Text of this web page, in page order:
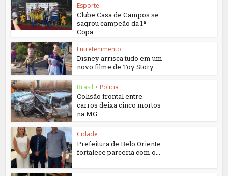
Esporte
Clube Casa de Campos se
sagrou campeão da 1ª
Copa...
Entretenimento
Disney arrisca tudo em um
novo filme de Toy Story
Brasil • Policia
Colisão frontal entre
carros deixa cinco mortos
na MG...
Cidade
Prefeitura de Belo Oriente
fortalece parceria com o...